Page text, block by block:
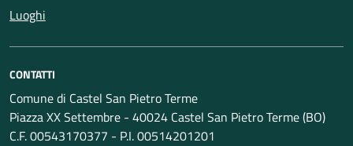
Luoghi
CONTATTI
Comune di Castel San Pietro Terme
Piazza XX Settembre - 40024 Castel San Pietro Terme (BO)
C.F. 00543170377 - P.I. 00514201201